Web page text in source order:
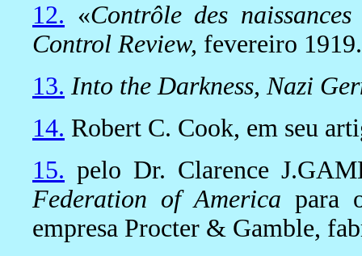
12. «Contrôle des
Control Review, fevereiro 1919.
13. Into the Darkness, Nazi
14. Robert C. Cook, em seu
15. pelo Dr. Clarence
Federation of America para
empresa Procter & Gamble,